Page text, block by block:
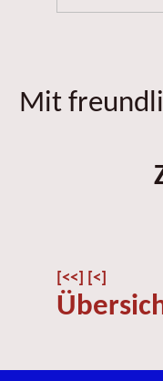
Mit
[<<] [<]